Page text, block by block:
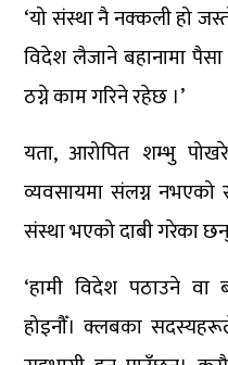
‘यो संस्था नै नक्कली हो
विदेश लैजाने बहानामा
ठग्ने काम गरिने रहेछ ।’
यता, आरोपित शम्भु
व्यवसायमा संलग्न
संस्था भएको दाबी गरेका
‘हामी विदेश पठाउने वा
होइनौँ। क्लबका सदस्यहरूले